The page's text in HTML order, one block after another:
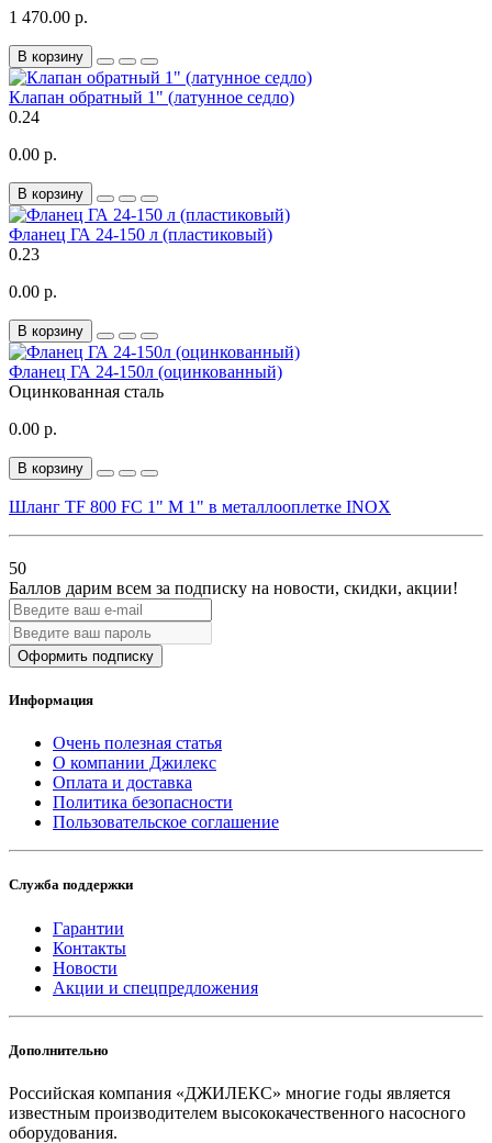
1 470.00 р.
В корзину
Клапан обратный 1" (латунное седло)
0.24
0.00 р.
В корзину
Фланец ГА 24-150 л (пластиковый)
0.23
0.00 р.
В корзину
Фланец ГА 24-150л (оцинкованный)
Оцинкованная сталь
0.00 р.
В корзину
Шланг TF 800 FC 1" M 1" в металлооплетке INOX
50
Баллов дарим всем за подписку на новости, скидки, акции!
Оформить подписку
Информация
Очень полезная статья
О компании Джилекс
Оплата и доставка
Политика безопасности
Пользовательское соглашение
Служба поддержки
Гарантии
Контакты
Новости
Акции и спецпредложения
Дополнительно
Российская компания «ДЖИЛЕКС» многие годы является
известным производителем высококачественного насосного
оборудования.